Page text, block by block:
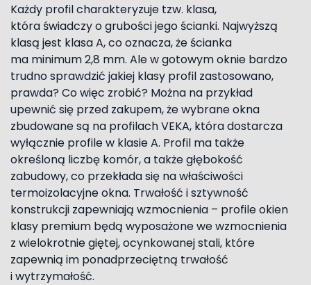
Każdy profil charakteryzuje tzw. klasa,
która świadczy o grubości jego ścianki. Najwyższą
klasą jest klasa A, co oznacza, że ścianka
ma minimum 2,8 mm. Ale w gotowym oknie bardzo
trudno sprawdzić jakiej klasy profil zastosowano,
prawda? Co więc zrobić? Można na przykład
upewnić się przed zakupem, że wybrane okna
zbudowane są na profilach VEKA, która dostarcza
wyłącznie profile w klasie A. Profil ma także
określoną liczbę komór, a także głębokość
zabudowy, co przekłada się na właściwości
termoizolacyjne okna. Trwałość i sztywność
konstrukcji zapewniają wzmocnienia – profile okien
klasy premium będą wyposażone we wzmocnienia
z wielokrotnie giętej, ocynkowanej stali, które
zapewnią im ponadprzeciętną trwałość
i wytrzymałość.